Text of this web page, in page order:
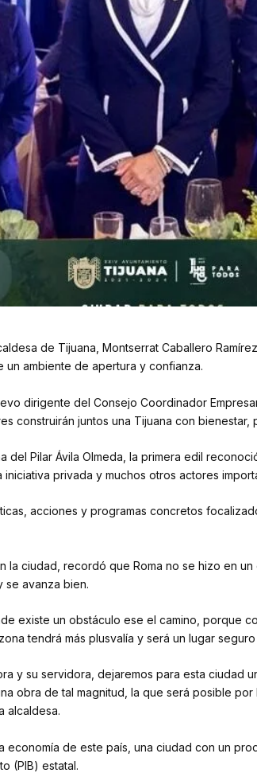
de Tijuana, Montserrat Caballero
ambiente de apertura y confianza.
dirigente del Consejo Coordinador
construirán juntos una Tijuana con bienestar,
del Pilar Ávila Olmeda, la primera edil
privada y muchos otros actores
acciones y programas concretos
ciudad, recordó que Roma no se hizo en
se avanza bien.
existe un obstáculo ese el camino, porque
tendrá más plusvalía y será un lugar
y su servidora, dejaremos para esta ciudad
obra de tal magnitud, la que será posible
alcaldesa.
economía de este país, una ciudad con un
(PIB) estatal.